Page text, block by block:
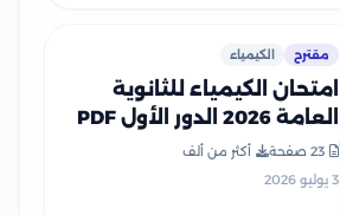
مقترح الكيمياء
امتحان الكيمياء للثانوية
العامة 2026 الدور الأول PDF
لطلاب الصف الثالث الثانوي
23 صفحة
أكثر من ألف
3 يوليو 2026